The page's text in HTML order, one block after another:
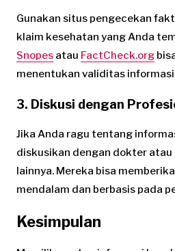
Gunakan situs pengecekan
klaim kesehatan yang Anda
Snopes atau FactCheck.org
menentukan validitas
3. Diskusi dengan
Jika Anda ragu tentang
diskusikan dengan dokter
lainnya. Mereka bisa
mendalam dan berbasis pada
Kesimpulan